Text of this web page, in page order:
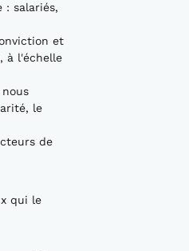
: salariés,
et
à l'échelle
le
de
qui le